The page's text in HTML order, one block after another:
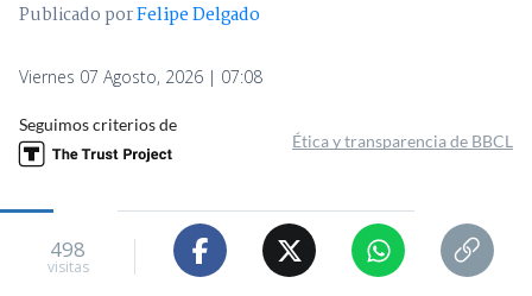
Publicado porFelipe Delgado
Viernes 07 Agosto, 2026 | 07:08
Seguimos criterios de
Ética y transparencia de BBCL
498
visitas